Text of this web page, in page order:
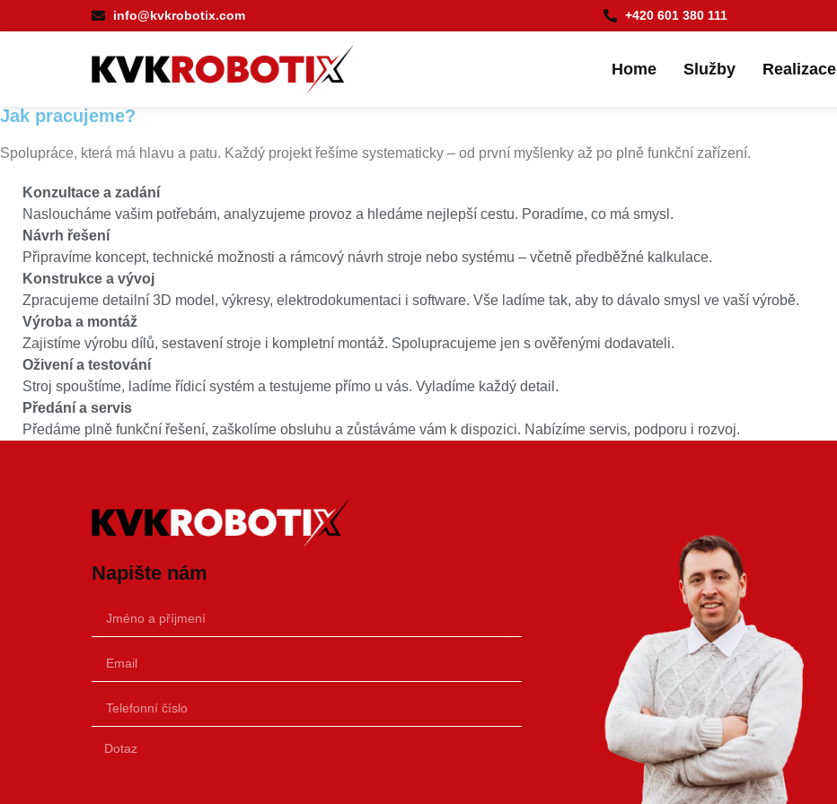
info@kvkrobotix.com +420 601 380 111
Home Služby Realizace
Jak pracujeme?
Spolupráce, která má hlavu a patu. Každý projekt řešíme systematicky – od první myšlenky až po plně funkční zařízení.
Konzultace a zadání
Nasloucháme vašim potřebám, analyzujeme provoz a hledáme nejlepší cestu. Poradíme, co má smysl.
Návrh řešení
Připravíme koncept, technické možnosti a rámcový návrh stroje nebo systému – včetně předběžné kalkulace.
Konstrukce a vývoj
Zpracujeme detailní 3D model, výkresy, elektrodokumentaci i software. Vše ladíme tak, aby to dávalo smysl ve vaší výrobě.
Výroba a montáž
Zajistíme výrobu dílů, sestavení stroje i kompletní montáž. Spolupracujeme jen s ověřenými dodavateli.
Oživení a testování
Stroj spouštíme, ladíme řídicí systém a testujeme přímo u vás. Vyladíme každý detail.
Předání a servis
Předáme plně funkční řešení, zaškolíme obsluhu a zůstáváme vám k dispozici. Nabízíme servis, podporu i rozvoj.
Napište nám